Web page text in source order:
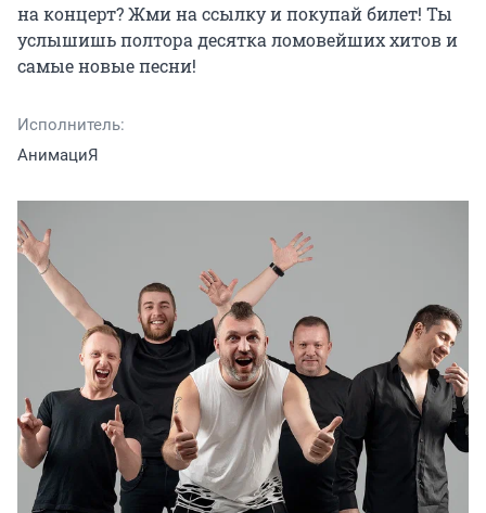
на концерт? Жми на ссылку и покупай билет! Ты
услышишь полтора десятка ломовейших хитов и
самые новые песни!
Исполнитель:
АнимациЯ